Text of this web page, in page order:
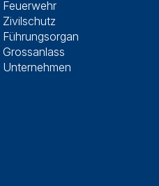
Feuerwehr
Zivilschutz
Führungsorgan
Grossanlass
Unternehmen